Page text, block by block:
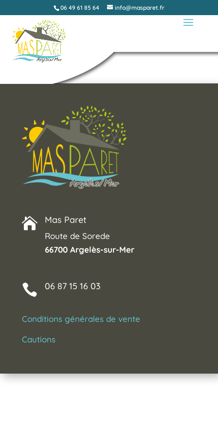
06 49 61 85 64 info@masparet.fr
 Mas Paret
Route de Sorede
66700 Argelès-sur-Mer
 06 87 15 16 03
Conditions générales de vente
Cautions